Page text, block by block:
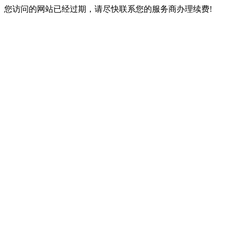
您访问的网站已经过期，请尽快联系您的服务商办理续费!